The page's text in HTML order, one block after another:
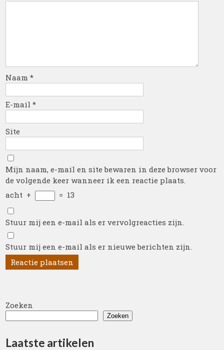
Naam*
E-mail*
Site
Mijn naam, e-mail en site bewaren in deze browser voor
de volgende keer wanneer ik een reactie plaats.
acht + = 13
Stuur mij een e-mail als er vervolgreacties zijn.
Stuur mij een e-mail als er nieuwe berichten zijn.
Zoeken
Zoeken
Laatste artikelen